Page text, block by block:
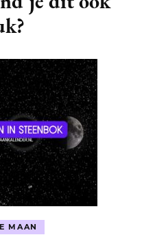
MAAN